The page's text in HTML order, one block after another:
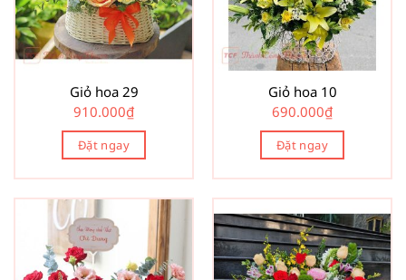
Giỏ hoa 29
910.000₫
Đặt ngay
Giỏ hoa 10
690.000₫
Đặt ngay